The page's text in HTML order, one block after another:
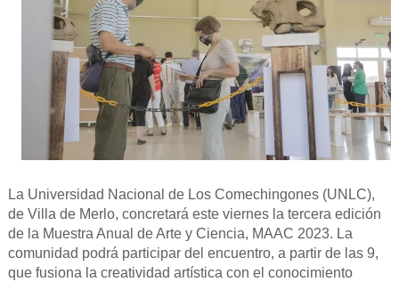
La Universidad Nacional de Los Comechingones (UNLC),
de Villa de Merlo, concretará este viernes la tercera edición
de la Muestra Anual de Arte y Ciencia, MAAC 2023. La
comunidad podrá participar del encuentro, a partir de las 9,
que fusiona la creatividad artística con el conocimiento